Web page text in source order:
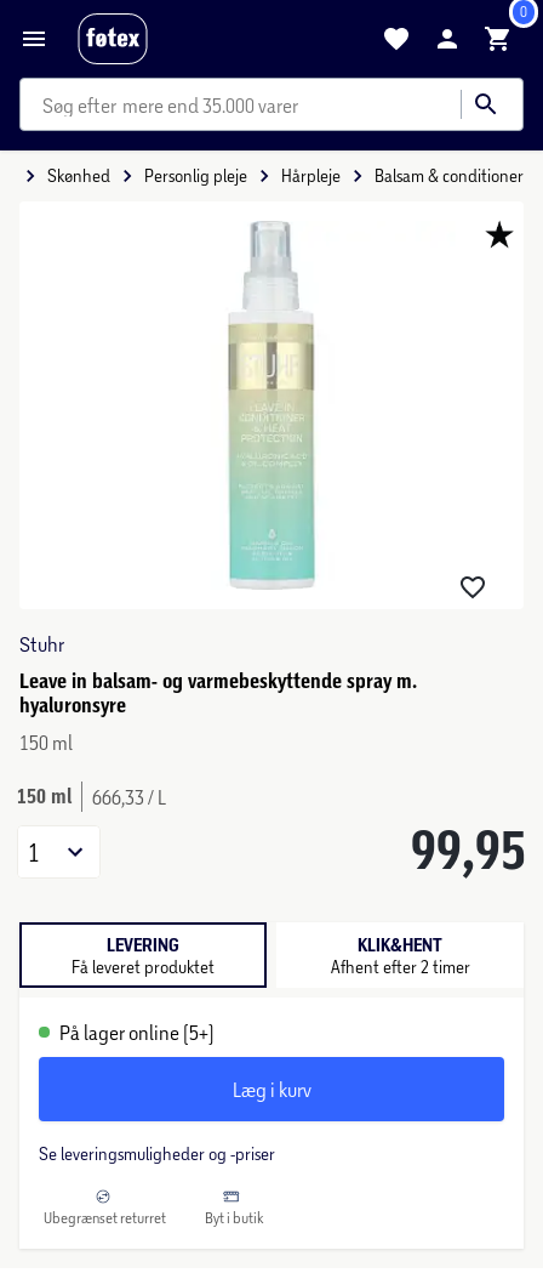
0
mere end 35.000 varer
Skønhed Personlig pleje Hårpleje Balsam & conditioner
Stuhr
Leave in balsam- og varmebeskyttende spray m.
hyaluronsyre
150 ml
150 ml 666,33 / L
99,95
1
LEVERING
Få leveret produktet
KLIK&HENT
Afhent efter 2 timer
På lager online (5+)
Læg i kurv
Se leveringsmuligheder og -priser
Ubegrænset returret Byt i butik